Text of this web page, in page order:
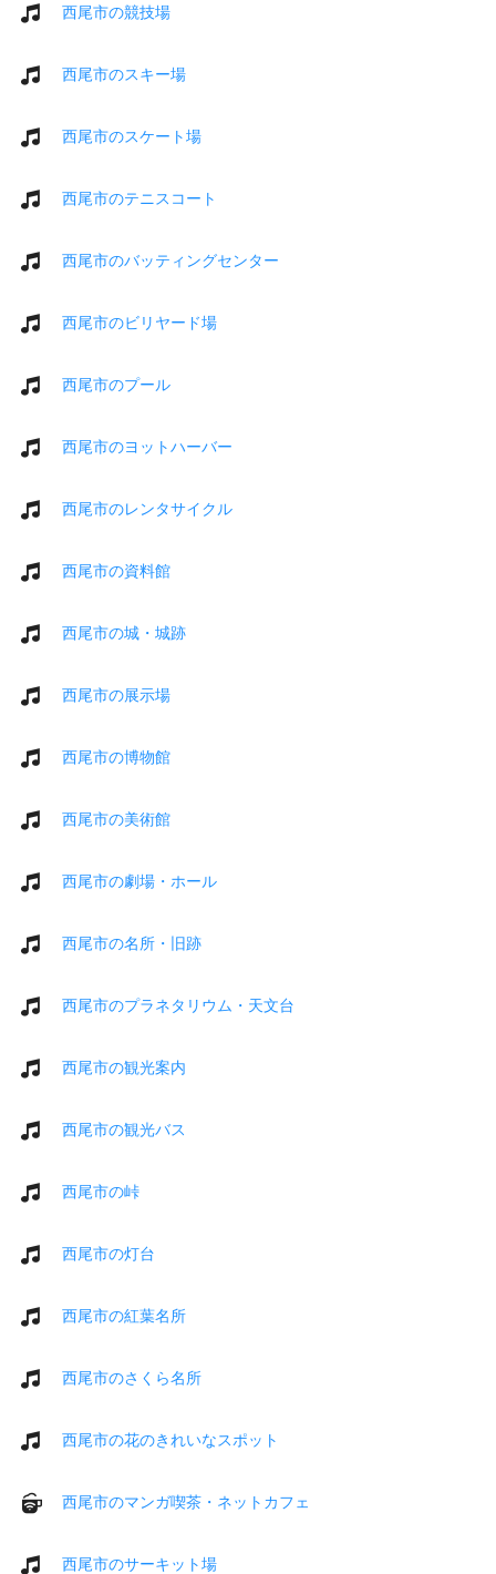
西尾市の競技場
西尾市のスキー場
西尾市のスケート場
西尾市のテニスコート
西尾市のバッティングセンター
西尾市のビリヤード場
西尾市のプール
西尾市のヨットハーバー
西尾市のレンタサイクル
西尾市の資料館
西尾市の城・城跡
西尾市の展示場
西尾市の博物館
西尾市の美術館
西尾市の劇場・ホール
西尾市の名所・旧跡
西尾市のプラネタリウム・天文台
西尾市の観光案内
西尾市の観光バス
西尾市の峠
西尾市の灯台
西尾市の紅葉名所
西尾市のさくら名所
西尾市の花のきれいなスポット
西尾市のマンガ喫茶・ネットカフェ
西尾市のサーキット場